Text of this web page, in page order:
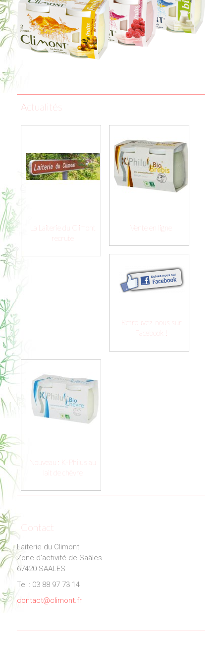
Actualités
La Laiterie du Climont
recrute
Vente en ligne
Retrouvez-nous sur
Facebook !
Nouveau : K-Philus au
lait de chèvre
Contact
Laiterie du Climont
Zone d’activité de Saâles
67420 SAALES
Tel : 03 88 97 73 14
contact@climont.fr